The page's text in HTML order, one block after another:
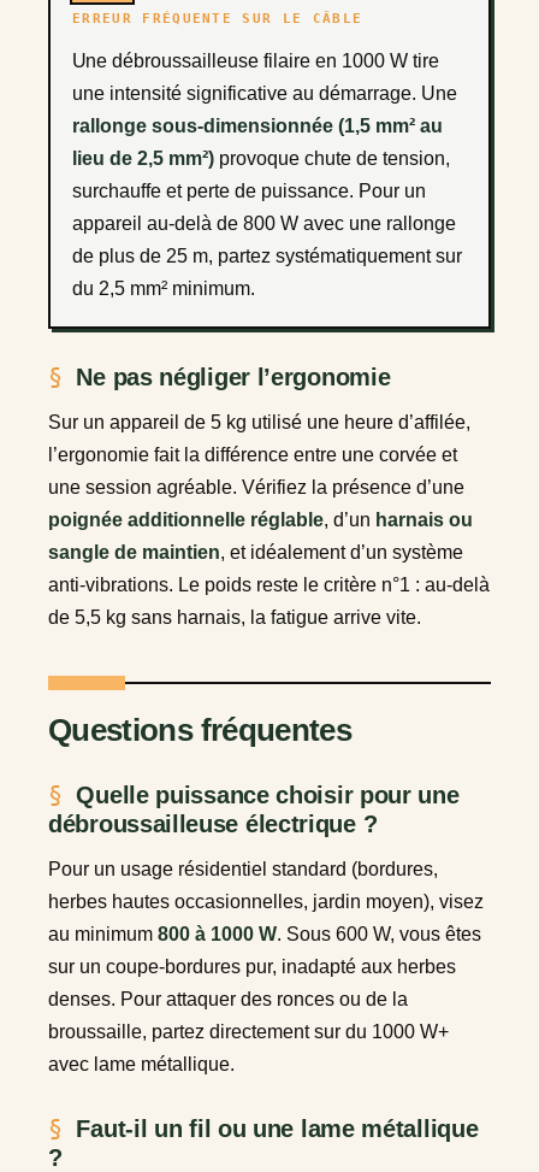
ERREUR FRÉQUENTE SUR LE CÂBLE
Une débroussailleuse filaire en 1000 W tire
une intensité significative au démarrage. Une
rallonge sous-dimensionnée (1,5 mm² au
lieu de 2,5 mm²) provoque chute de tension,
surchauffe et perte de puissance. Pour un
appareil au-delà de 800 W avec une rallonge
de plus de 25 m, partez systématiquement sur
du 2,5 mm² minimum.
Ne pas négliger l’ergonomie
Sur un appareil de 5 kg utilisé une heure d’affilée,
l’ergonomie fait la différence entre une corvée et
une session agréable. Vérifiez la présence d’une
poignée additionnelle réglable, d’un harnais ou
sangle de maintien, et idéalement d’un système
anti-vibrations. Le poids reste le critère n°1 : au-delà
de 5,5 kg sans harnais, la fatigue arrive vite.
Questions fréquentes
Quelle puissance choisir pour une
débroussailleuse électrique ?
Pour un usage résidentiel standard (bordures,
herbes hautes occasionnelles, jardin moyen), visez
au minimum 800 à 1000 W. Sous 600 W, vous êtes
sur un coupe-bordures pur, inadapté aux herbes
denses. Pour attaquer des ronces ou de la
broussaille, partez directement sur du 1000 W+
avec lame métallique.
Faut-il un fil ou une lame métallique
?